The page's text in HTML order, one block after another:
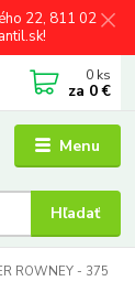
22, 811 02
Menu
Hľadať
0 ks
za 0 €
ROWNEY - 375